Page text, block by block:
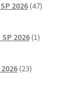
2026 47izdelkov
2026 1izdelek
23izdelkov